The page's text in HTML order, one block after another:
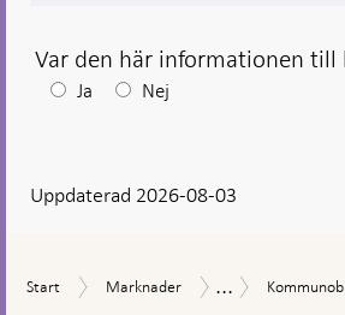
Var den här informationen till
Efter
visas
Ja Nej
Uppdaterad 2026-08-03
Start
Start Marknader
Marknader
Innehav
...